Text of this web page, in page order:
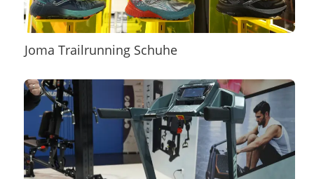
Joma Trailrunning Schuhe